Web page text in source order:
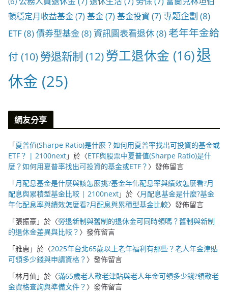
頓穩定月收益基金(7) 基金(7) 基金投資 (7) 專題企劃 (8)
ETF(8)債券型基金(8)資訊圖表看退休(8)老年年金給
付 (10) 勞退新制 (12)勞工退休金 (16)退
休金 (25)
網友分享
「夏普值(Sharpe Ratio)是什麼？如何用夏普率找出可投資的基金或
ETF？ | 2100next」於〈ETF與股票中夏普值(Sharpe Ratio)是什
麼？如何用夏普率找出可投資的基金或ETF？ 〉發佈留言
「月配息基金是什麼與該怎麼挑?基金年化配息率與績效怎麼看?月
配息與累積型基金比較 | 2100next」於〈月配息基金是什麼?基金
年化配息率與績效怎麼看?月配息與累積型基金比較〉發佈留言
「張振豪」於〈勞退新制與舊制的退休金可同時領嗎？舊制與新制
的退休金差異與比較？ 〉發佈留言
「雅惠 」於〈2025年台北65歲以上老年福利有那些？老人年金津貼
可領多少錢與申請資格？ 〉發佈留言
「林月仙 」於〈滿65歲老人敬老津貼與老人年金可領多少錢?領敬老
金資格查詢與準備文件？ 〉發佈留言